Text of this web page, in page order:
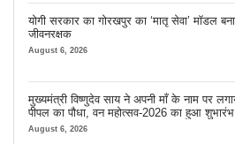
योगी सरकार का गोरखपुर का ‘मातृ सेवा’ मॉडल बना
जीवनरक्षक
August 6, 2026
मुख्यमंत्री विष्णुदेव साय ने अपनी माँ के नाम पर
पीपल का पौधा, वन महोत्सव-2026 का हुआ शुभारंभ
August 6, 2026